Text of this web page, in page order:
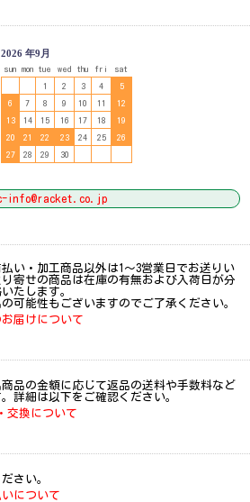
2026 年9月
sun mon tue wed thu fri
sat
1
2 3 4
5
6
7 8 9 10 11
12
13
14 15 16 17 18
19
20
21 22 23 24 25
26
27
28 29 30
info@racket.co.jp
い・加工商品以外は1～3営業日でお送りい
寄せの商品は在庫の有無および入荷日が分
たします。
可能性もございますのでご了承ください。
届けについて
品の金額に応じて返品の送料や手数料など
詳細は以下をご確認ください。
交換について
さい。
について